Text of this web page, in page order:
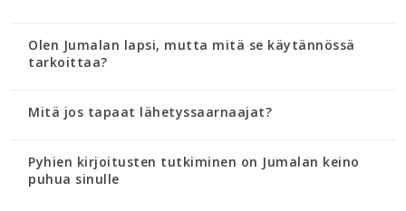
Olen Jumalan lapsi, mutta mitä se käytännössä
tarkoittaa?
Mitä jos tapaat lähetyssaarnaajat?
Pyhien kirjoitusten tutkiminen on Jumalan keino
puhua sinulle